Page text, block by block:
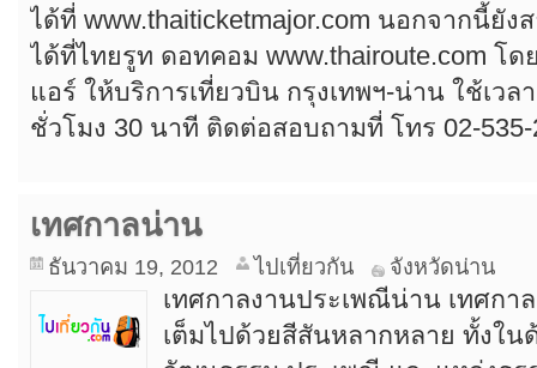
ได้ที่ www.thaiticketmajor.com นอกจากนี้ยั
ได้ที่ไทยรูท ดอทคอม www.thairoute.com โ
แอร์ ให้บริการเที่ยวบิน กรุงเทพฯ-น่าน ใช้เว
ชั่วโมง 30 นาที ติดต่อสอบถามที่ โทร 02-535-
เทศกาลน่าน
ธันวาคม 19, 2012 ไปเที่ยวกัน จังหวัดน่าน
เทศกาลงานประเพณีน่าน เทศก
เต็มไปด้วยสีสันหลากหลาย ทั้งใน